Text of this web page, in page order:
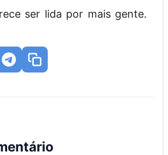
ser lida por mais gente.